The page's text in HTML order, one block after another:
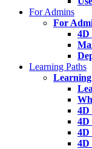
For Admins
For
4D
Learning Paths
4D
4D
4D
4D